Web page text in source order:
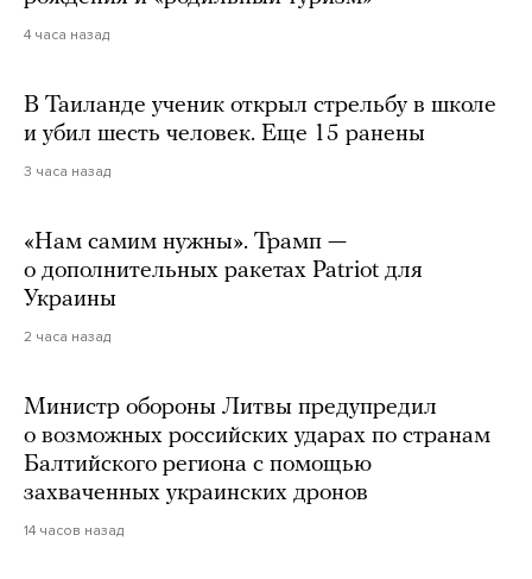
4 часа назад
В Таиланде ученик открыл стрельбу в школе
и убил шесть человек. Еще 15 ранены
3 часа назад
«Нам самим нужны». Трамп —
о дополнительных ракетах Patriot для
Украины
2 часа назад
Министр обороны Литвы предупредил
о возможных российских ударах по странам
Балтийского региона с помощью
захваченных украинских дронов
14 часов назад